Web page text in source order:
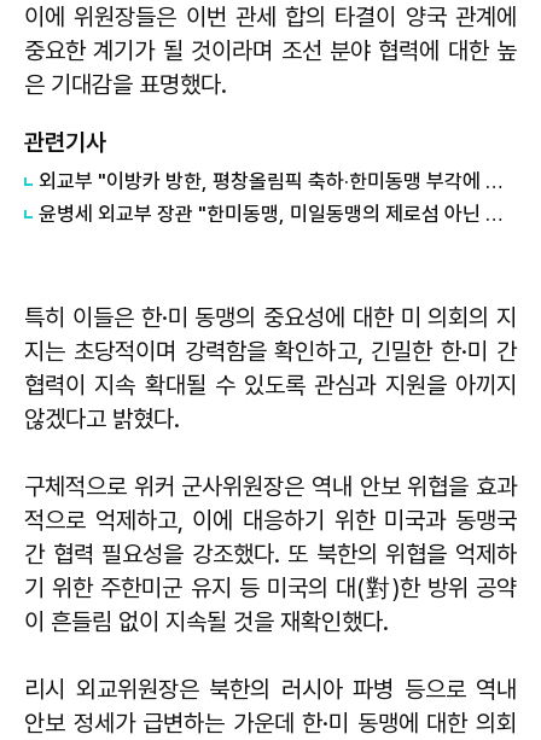
이에 위원장들은 이번 관세 합의 타결이 양국 관계에
중요한 계기가 될 것이라며 조선 분야 협력에 대한 높
은 기대감을 표명했다.
관련기사
외교부 "이방카 방한, 평창올림픽 축하·한미동맹 부각에 의의있어"
윤병세 외교부 장관 "한미동맹, 미일동맹의 제로섬 아닌 보완관계"
특히 이들은 한·미 동맹의 중요성에 대한 미 의회의 지
지는 초당적이며 강력함을 확인하고, 긴밀한 한·미 간
협력이 지속 확대될 수 있도록 관심과 지원을 아끼지
않겠다고 밝혔다.
구체적으로 위커 군사위원장은 역내 안보 위협을 효과
적으로 억제하고, 이에 대응하기 위한 미국과 동맹국
간 협력 필요성을 강조했다. 또 북한의 위협을 억제하
기 위한 주한미군 유지 등 미국의 대(對)한 방위 공약
이 흔들림 없이 지속될 것을 재확인했다.
리시 외교위원장은 북한의 러시아 파병 등으로 역내
안보 정세가 급변하는 가운데 한·미 동맹에 대한 의회